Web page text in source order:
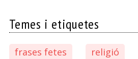
Temes i etiquetes
frases fetes religió